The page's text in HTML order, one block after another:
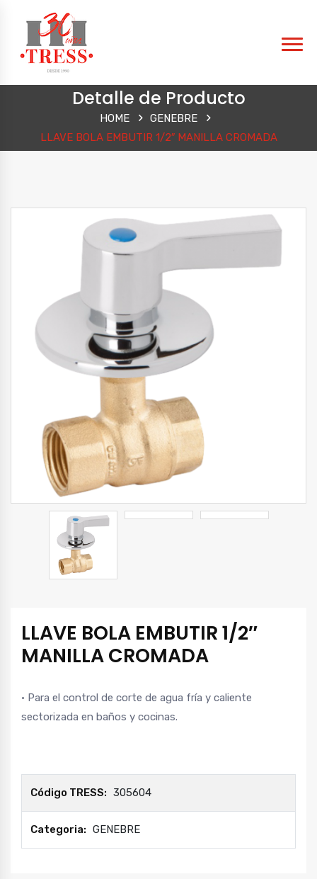
Detalle de Producto
HOME
GENEBRE
LLAVE BOLA EMBUTIR 1/2″ MANILLA CROMADA
LLAVE BOLA EMBUTIR 1/2″
MANILLA CROMADA
• Para el control de corte de agua fría y caliente
sectorizada en baños y cocinas.
Código TRESS: 305604
Categoria: GENEBRE